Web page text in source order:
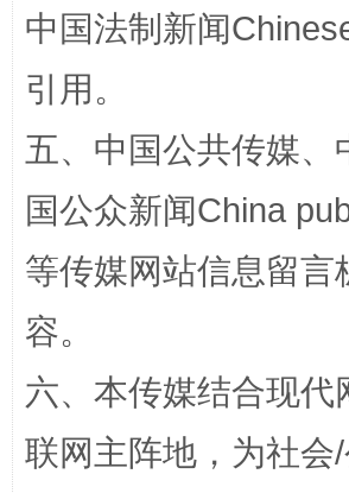
扯下公款旅游的“隐身衣”
中国法制新闻
引用。
五、中国公共传媒
国公众新闻China
等传媒网站信息留
容。
六、本传媒结合现
联网主阵地，为社会